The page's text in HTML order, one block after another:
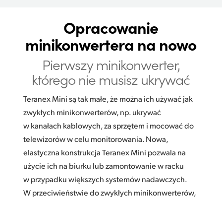
Opracowanie
minikonwertera na nowo
Pierwszy minikonwerter,
którego nie musisz ukrywać
Teranex Mini są tak małe, że można ich używać jak
zwykłych minikonwerterów, np. ukrywać
w kanałach kablowych, za sprzętem i mocować do
telewizorów w celu monitorowania. Nowa,
elastyczna konstrukcja Teranex Mini pozwala na
użycie ich na biurku lub zamontowanie w racku
w przypadku większych systemów nadawczych.
W przeciwieństwie do zwykłych minikonwerterów,